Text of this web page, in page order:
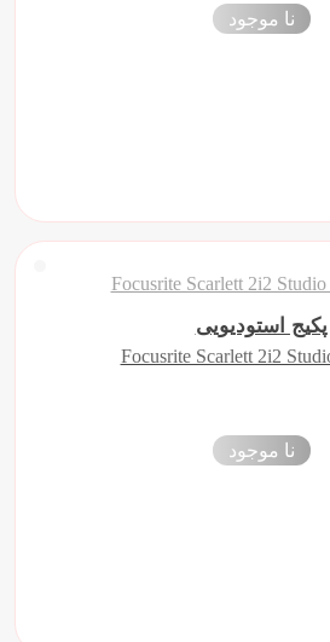
نا موجود
پکیج استودیویی
Focusrite Scarlett 2i2
نا موجود